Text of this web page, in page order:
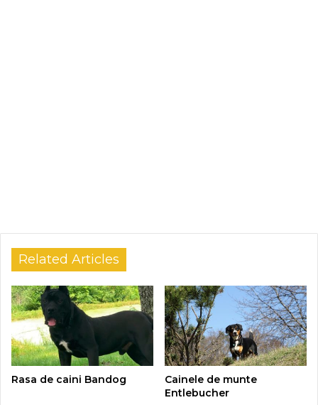
Related Articles
Rasa de caini Bandog
Cainele de munte
Entlebucher